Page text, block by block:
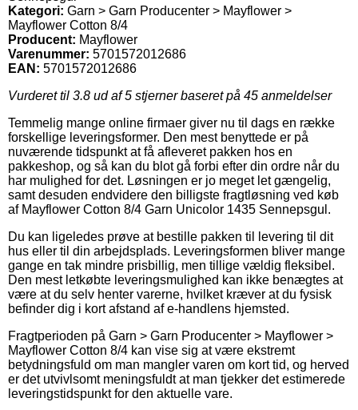
Kategori: Garn > Garn Producenter > Mayflower >
Mayflower Cotton 8/4
Producent: Mayflower
Varenummer: 5701572012686
EAN: 5701572012686
Vurderet til 3.8 ud af 5 stjerner baseret på 45 anmeldelser
Temmelig mange online firmaer giver nu til dags en række
forskellige leveringsformer. Den mest benyttede er på
nuværende tidspunkt at få afleveret pakken hos en
pakkeshop, og så kan du blot gå forbi efter din ordre når du
har mulighed for det. Løsningen er jo meget let gængelig,
samt desuden endvidere den billigste fragtløsning ved køb
af Mayflower Cotton 8/4 Garn Unicolor 1435 Sennepsgul.
Du kan ligeledes prøve at bestille pakken til levering til dit
hus eller til din arbejdsplads. Leveringsformen bliver mange
gange en tak mindre prisbillig, men tillige vældig fleksibel.
Den mest letkøbte leveringsmulighed kan ikke benægtes at
være at du selv henter varerne, hvilket kræver at du fysisk
befinder dig i kort afstand af e-handlens hjemsted.
Fragtperioden på Garn > Garn Producenter > Mayflower >
Mayflower Cotton 8/4 kan vise sig at være ekstremt
betydningsfuld om man mangler varen om kort tid, og herved
er det utvivlsomt meningsfuldt at man tjekker det estimerede
leveringstidspunkt for den aktuelle vare.